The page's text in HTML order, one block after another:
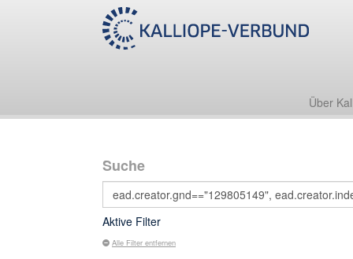
Über
Suche
Aktive Filter
Alle Filter entfernen